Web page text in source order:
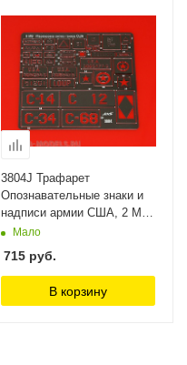
3804J Трафарет
Опознавательные знаки и
надписи армии США, 2 МВ,
2 шт. Jas
Мало
715 руб.
В корзину